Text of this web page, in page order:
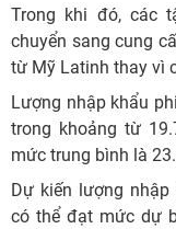
Trong khi đó, các
chuyển sang cung
từ Mỹ Latinh thay vì
Lượng nhập khẩu
trong khoảng từ
mức trung bình là
Dự kiến ​​lượng
có thể đạt mức dự